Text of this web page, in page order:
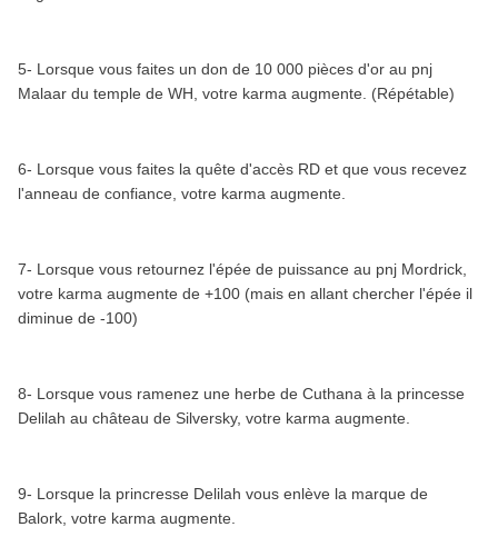
5- Lorsque vous faites un don de 10 000 pièces d'or au pnj
Malaar du temple de WH, votre karma augmente. (Répétable)
6- Lorsque vous faites la quête d'accès RD et que vous recevez
l'anneau de confiance, votre karma augmente.
7- Lorsque vous retournez l'épée de puissance au pnj Mordrick,
votre karma augmente de +100 (mais en allant chercher l'épée il
diminue de -100)
8- Lorsque vous ramenez une herbe de Cuthana à la princesse
Delilah au château de Silversky, votre karma augmente.
9- Lorsque la princresse Delilah vous enlève la marque de
Balork, votre karma augmente.